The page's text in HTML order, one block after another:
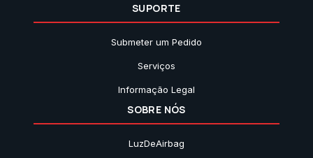
SUPORTE
Submeter um Pedido
Serviços
Informação Legal
SOBRE NÓS
LuzDeAirbag